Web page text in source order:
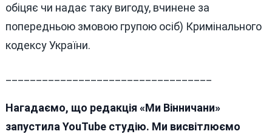
обіцяє чи надає таку вигоду, вчинене за
попередньою змовою групою осіб) Кримінального
кодексу України.
Нагадаємо, що редакція «Ми Вінничани»
запустила YouTube студію. Ми висвітлюємо